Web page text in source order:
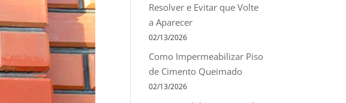
Resolver e Evitar que Volte
a Aparecer
02/13/2026
Como Impermeabilizar Piso
de Cimento Queimado
02/13/2026